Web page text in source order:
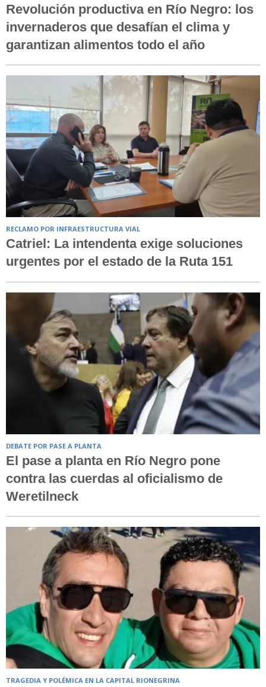
Revolución productiva en Río Negro: los
invernaderos que desafían el clima y
garantizan alimentos todo el año
RECLAMO POR INFRAESTRUCTURA VIAL
Catriel: La intendenta exige soluciones
urgentes por el estado de la Ruta 151
DEBATE POR PASE A PLANTA
El pase a planta en Río Negro pone
contra las cuerdas al oficialismo de
Weretilneck
TRAGEDIA Y POLÉMICA EN LA CAPITAL RIONEGRINA